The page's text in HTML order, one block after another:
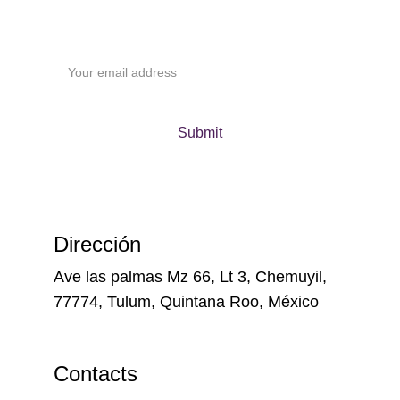
Submit
Dirección
Ave las palmas Mz 66, Lt 3, Chemuyil,
77774, Tulum, Quintana Roo, México
Contacts